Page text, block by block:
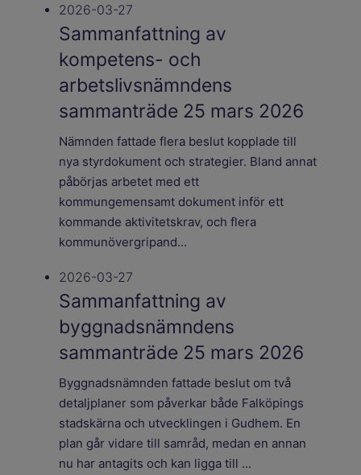
2026-03-27
Sammanfattning av
kompetens- och
arbetslivsnämndens
sammanträde 25 mars 2026
Nämnden fattade flera beslut kopplade till
nya styrdokument och strategier. Bland annat
påbörjas arbetet med ett
kommungemensamt dokument inför ett
kommande aktivitetskrav, och flera
kommunövergripand...
2026-03-27
Sammanfattning av
byggnadsnämndens
sammanträde 25 mars 2026
Byggnadsnämnden fattade beslut om två
detaljplaner som påverkar både Falköpings
stadskärna och utvecklingen i Gudhem. En
plan går vidare till samråd, medan en annan
nu har antagits och kan ligga till ...